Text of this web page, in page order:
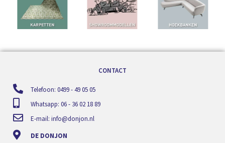
CONTACT
Telefoon: 0499 - 49 05 05
Whatsapp: 06 - 36 02 18 89
E-mail: info@donjon.nl
DE DONJON